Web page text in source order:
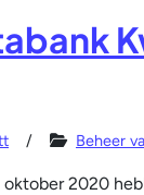
Beheer
oktober 2020